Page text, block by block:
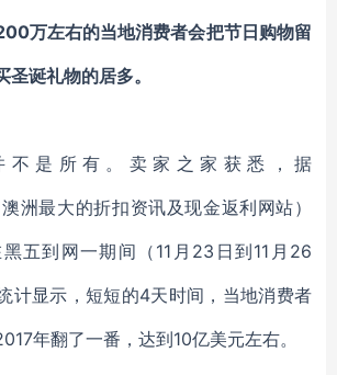
万左右的当地消费者会把节日购物留
诞礼物的居多。
不是所有。卖家之家获悉， 据
洲最大的折扣资讯及现金返利网站）
五到网一期间（11月23日到11月26
计显示，短短的4天时间，当地消费者
年翻了一番，达到10亿美元左右。